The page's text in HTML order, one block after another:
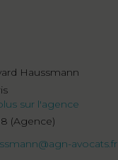
Haussmann
sur l'agence
(Agence)
avocats.fr